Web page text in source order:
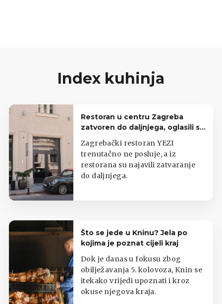
Index kuhinja
Restoran u centru Zagreba
zatvoren do daljnjega, oglasili se
Zagrebački restoran YEZI
trenutačno ne posluje, a iz
restorana su najavili zatvaranje
do daljnjega.
Što se jede u Kninu? Jela po
kojima je poznat cijeli kraj
Dok je danas u fokusu zbog
obilježavanja 5. kolovoza, Knin se
itekako vrijedi upoznati i kroz
okuse njegova kraja.